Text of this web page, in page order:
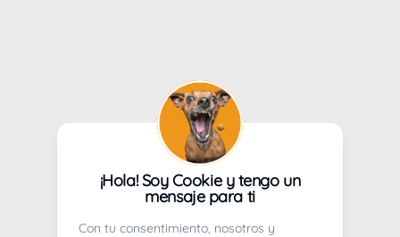
¡Hola! Soy Cookie y tengo un
mensaje para ti
Con tu consentimiento, nosotros y